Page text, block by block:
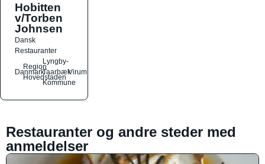
Hobitten
v/Torben
Johnsen
Dansk
Restauranter
Danmark
Region
Hovedstaden
Lyngby-
Taarbæk
Kommune
Virum
Restauranter og andre steder med
anmeldelser